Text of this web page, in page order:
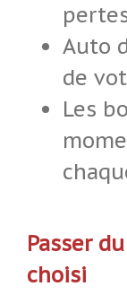
Auto
de
Les
Passer
choisi